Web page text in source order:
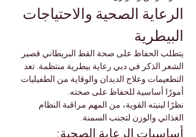
الرعاية الصحية والاحتياجات
البيطرية
يتطلب الحفاظ على صحة القط البريطاني قصير
الشعر الذكر في دبي رعاية بيطرية منتظمة. تعد
التطعيمات وعلاج الديدان والوقاية من الطفيليات
أمورًا أساسية للحفاظ على صحته.
نظرًا لبنيته القوية، من المهم مراقبة النظام
الغذائي والوزن لتجنب السمنة.
أساسيات الرعاية الصحية: